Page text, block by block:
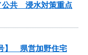
公共 浸水対策重点
】 県営加野住宅